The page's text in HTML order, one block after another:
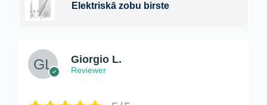
Elektriskā zobu birste
Giorgio L.
Reviewer